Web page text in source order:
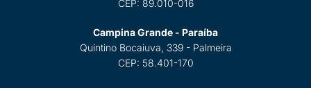
CEP: 89.010-016
Campina Grande - Paraíba
Quintino Bocaiuva, 339 - Palmeira
CEP: 58.401-170